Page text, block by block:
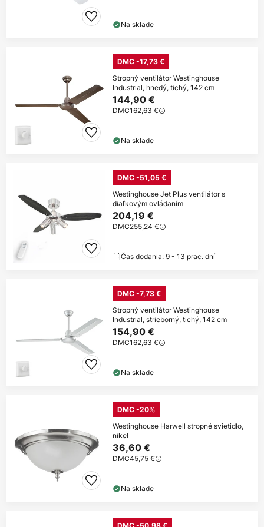
Na sklade
DMC -17,73 €
Stropný ventilátor Westinghouse
Industrial, hnedý, tichý, 142 cm
144,90 €
DMC162,63 €
Na sklade
DMC -51,05 €
Westinghouse Jet Plus ventilátor s
diaľkovým ovládaním
204,19 €
DMC255,24 €
Čas dodania: 9 - 13 prac. dní
DMC -7,73 €
Stropný ventilátor Westinghouse
Industrial, strieborný, tichý, 142 cm
154,90 €
DMC162,63 €
Na sklade
DMC -20%
Westinghouse Harwell stropné svietidlo,
nikel
36,60 €
DMC45,75 €
Na sklade